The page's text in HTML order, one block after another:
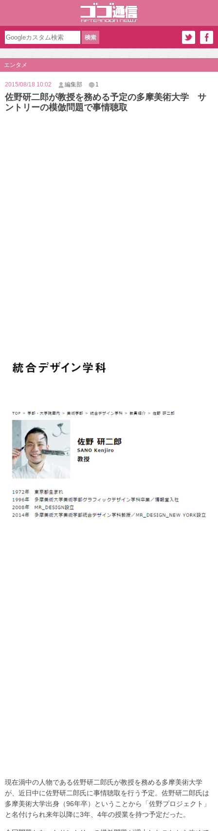
エンタメ
2015/08/18 10:02 編集部 1
佐野研二郎が教授を務める予定の多摩美術大学 サ
ントリーの模倣問題で事情聴取
現在渦中の人物である佐野研二郎氏が教授を務める多摩美術大学
が、近日中に佐野研二郎氏に事情聴取を行う予定。佐野研二郎氏は
多摩美術大学出身（96年卒）ということから「佐野プロジェクト」
と名付けられ来年以降に3年、4年の授業を持つ予定だった。